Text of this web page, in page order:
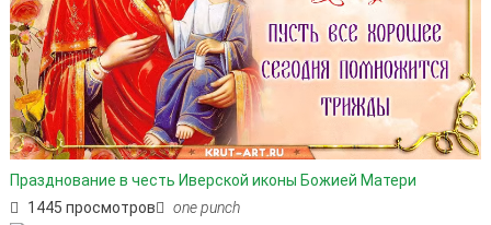
Празднование в честь Иверской иконы Божией Матери
1445 просмотров
one punch